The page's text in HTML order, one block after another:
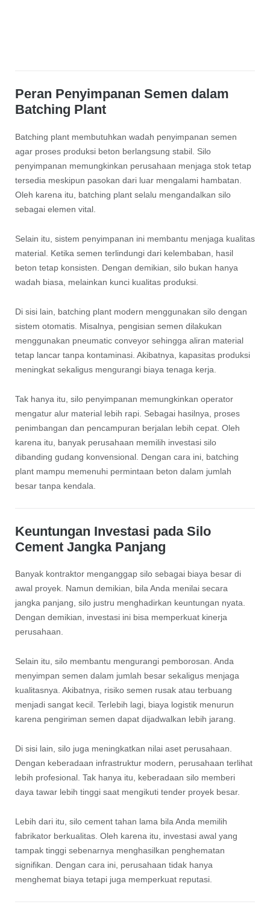
Peran Penyimpanan Semen dalam
Batching Plant
Batching plant membutuhkan wadah penyimpanan semen
agar proses produksi beton berlangsung stabil. Silo
penyimpanan memungkinkan perusahaan menjaga stok tetap
tersedia meskipun pasokan dari luar mengalami hambatan.
Oleh karena itu, batching plant selalu mengandalkan silo
sebagai elemen vital.
Selain itu, sistem penyimpanan ini membantu menjaga kualitas
material. Ketika semen terlindungi dari kelembaban, hasil
beton tetap konsisten. Dengan demikian, silo bukan hanya
wadah biasa, melainkan kunci kualitas produksi.
Di sisi lain, batching plant modern menggunakan silo dengan
sistem otomatis. Misalnya, pengisian semen dilakukan
menggunakan pneumatic conveyor sehingga aliran material
tetap lancar tanpa kontaminasi. Akibatnya, kapasitas produksi
meningkat sekaligus mengurangi biaya tenaga kerja.
Tak hanya itu, silo penyimpanan memungkinkan operator
mengatur alur material lebih rapi. Sebagai hasilnya, proses
penimbangan dan pencampuran berjalan lebih cepat. Oleh
karena itu, banyak perusahaan memilih investasi silo
dibanding gudang konvensional. Dengan cara ini, batching
plant mampu memenuhi permintaan beton dalam jumlah
besar tanpa kendala.
Keuntungan Investasi pada Silo
Cement Jangka Panjang
Banyak kontraktor menganggap silo sebagai biaya besar di
awal proyek. Namun demikian, bila Anda menilai secara
jangka panjang, silo justru menghadirkan keuntungan nyata.
Dengan demikian, investasi ini bisa memperkuat kinerja
perusahaan.
Selain itu, silo membantu mengurangi pemborosan. Anda
menyimpan semen dalam jumlah besar sekaligus menjaga
kualitasnya. Akibatnya, risiko semen rusak atau terbuang
menjadi sangat kecil. Terlebih lagi, biaya logistik menurun
karena pengiriman semen dapat dijadwalkan lebih jarang.
Di sisi lain, silo juga meningkatkan nilai aset perusahaan.
Dengan keberadaan infrastruktur modern, perusahaan terlihat
lebih profesional. Tak hanya itu, keberadaan silo memberi
daya tawar lebih tinggi saat mengikuti tender proyek besar.
Lebih dari itu, silo cement tahan lama bila Anda memilih
fabrikator berkualitas. Oleh karena itu, investasi awal yang
tampak tinggi sebenarnya menghasilkan penghematan
signifikan. Dengan cara ini, perusahaan tidak hanya
menghemat biaya tetapi juga memperkuat reputasi.